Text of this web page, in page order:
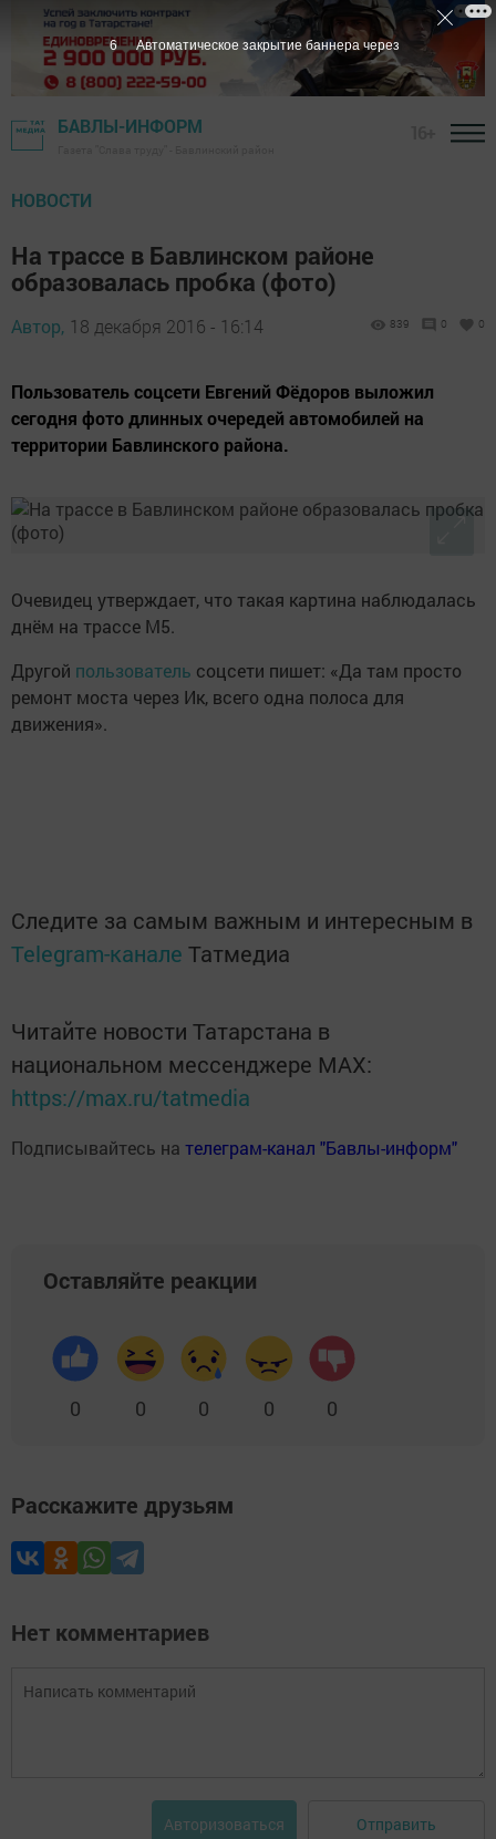
БАВЛЫ-ИНФОРМ
НОВОСТИ
На трассе в Бавлинском районе
образовалась пробка (фото)
Автор, 18 декабря 2016 - 16:14 839 0 0
Пользователь соцсети Евгений Фёдоров выложил
сегодня фото длинных очередей автомобилей на
территории Бавлинского района.
Очевидец утверждает, что такая картина наблюдалась
днём на трассе М5.
Другой пользователь соцсети пишет: «Да там просто
ремонт моста через Ик, всего одна полоса для
движения».
Следите за самым важным и интересным в
Telegram-канале Татмедиа
Читайте новости Татарстана в
национальном мессенджере MАХ:
https://max.ru/tatmedia
Подписывайтесь на телеграм-канал "Бавлы-информ"
Оставляйте реакции
0 0 0 0 0
Расскажите друзьям
Нет комментариев
Авторизоваться Отправить
6 Автоматическое закрытие баннера через